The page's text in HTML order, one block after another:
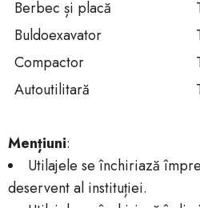
Berbec și placă
Buldoexavator
Compactor
Autoutilitară
Mențiuni:
Utilajele se închiriază
deservent al instituției.